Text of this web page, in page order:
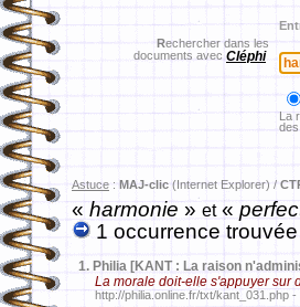
Rechercher dans les
documents avec Cléphi
La
des
Astuce : MAJ-clic (Internet Explorer) /
«harmonie» et«
1 occurrence trouvée
1. Philia [KANT : La raison
La morale doit-elle s'appuyer sur
http://philia.online.fr/txt/kant_031.php -